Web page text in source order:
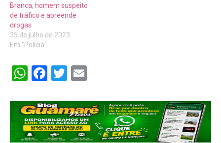
Branca, homem suspeito
de tráfico e apreende
drogas
25 de julho de 2023
Em "Polícia"
WhatsApp
Facebook
Twitter